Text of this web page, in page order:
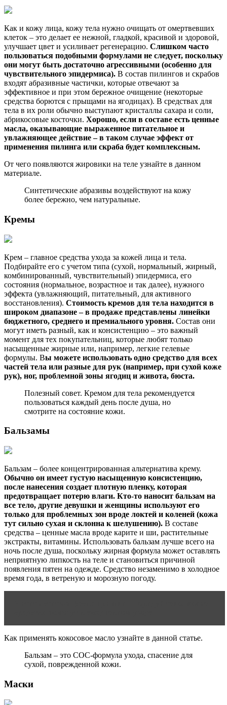
Как и кожу лица, кожу тела нужно очищать от омертвевших
клеток – это делает ее нежной, гладкой, красивой и здоровой,
улучшает цвет и усиливает регенерацию. Слишком часто
пользоваться подобными формулами не следует, поскольку
они могут быть достаточно агрессивными (особенно для
чувствительного эпидермиса). В состав пилингов и скрабов
входят абразивные частички, которые отвечают за
эффективное и при этом бережное очищение (некоторые
средства борются с прыщами на ягодицах). В средствах для
тела в их роли обычно выступают кристаллы сахара и соли,
абрикосовые косточки. Хорошо, если в составе есть ценные
масла, оказывающие выраженное питательное и
увлажняющее действие – в таком случае эффект от
применения пилинга или скраба будет комплексным.
От чего появляются жировики на теле узнайте в данном
материале.
Синтетические абразивы воздействуют на кожу
более бережно, чем натуральные.
Кремы
Крем – главное средства ухода за кожей лица и тела.
Подбирайте его с учетом типа (сухой, нормальный, жирный,
комбинированный, чувствительный) эпидермиса, его
состояния (нормальное, возрастное и так далее), нужного
эффекта (увлажняющий, питательный, для активного
восстановления). Стоимость кремов для тела находится в
широком диапазоне – в продаже представлены линейки
бюджетного, среднего и премиального уровня. Состав они
могут иметь разный, как и консистенцию – это важный
момент для тех покупательниц, которые любят только
насыщенные жирные или, например, легкие гелевые
формулы. Вы можете использовать одно средство для всех
частей тела или разные для рук (например, при сухой коже
рук), ног, проблемной зоны ягодиц и живота, бюста.
Полезный совет. Кремом для тела рекомендуется
пользоваться каждый день после душа, но
смотрите на состояние кожи.
Бальзамы
Бальзам – более концентрированная альтернатива крему.
Обычно он имеет густую насыщенную консистенцию,
после нанесения создает плотную пленку, которая
предотвращает потерю влаги. Кто-то наносит бальзам на
все тело, другие девушки и женщины используют его
только для проблемных зон вроде локтей и коленей (кожа
тут сильно сухая и склонна к шелушению). В составе
средства – ценные масла вроде карите и ши, растительные
экстракты, витамины. Использовать бальзам лучше всего на
ночь после душа, поскольку жирная формула может оставлять
неприятную липкость на теле и становиться причиной
появления пятен на одежде. Средство незаменимо в холодное
время года, в ветреную и морозную погоду.
Как применять кокосовое масло узнайте в данной статье.
Бальзам – это СОС-формула ухода, спасение для
сухой, поврежденной кожи.
Маски